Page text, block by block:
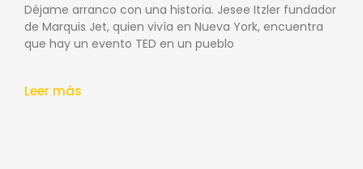
Déjame arranco con una historia. Jesee Itzler fundador
de Marquis Jet, quien vivía en Nueva York, encuentra
que hay un evento TED en un pueblo
Leer más